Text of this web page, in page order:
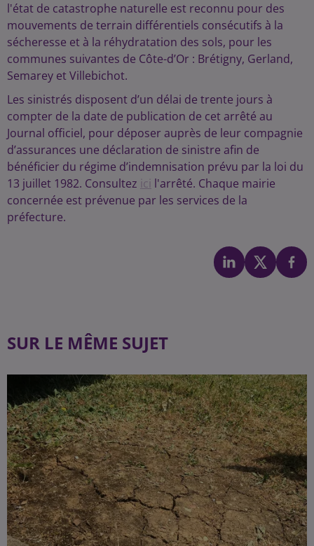
l'état de catastrophe naturelle est reconnu pour des
mouvements de terrain différentiels consécutifs à la
sécheresse et à la réhydratation des sols, pour les
communes suivantes de Côte-d’Or : Brétigny, Gerland,
Semarey et Villebichot.
Les sinistrés disposent d’un délai de trente jours à
compter de la date de publication de cet arrêté au
Journal officiel, pour déposer auprès de leur compagnie
d’assurances une déclaration de sinistre afin de
bénéficier du régime d’indemnisation prévu par la loi du
13 juillet 1982. Consultez ici l'arrêté. Chaque mairie
concernée est prévenue par les services de la
préfecture.
SUR LE MÊME SUJET